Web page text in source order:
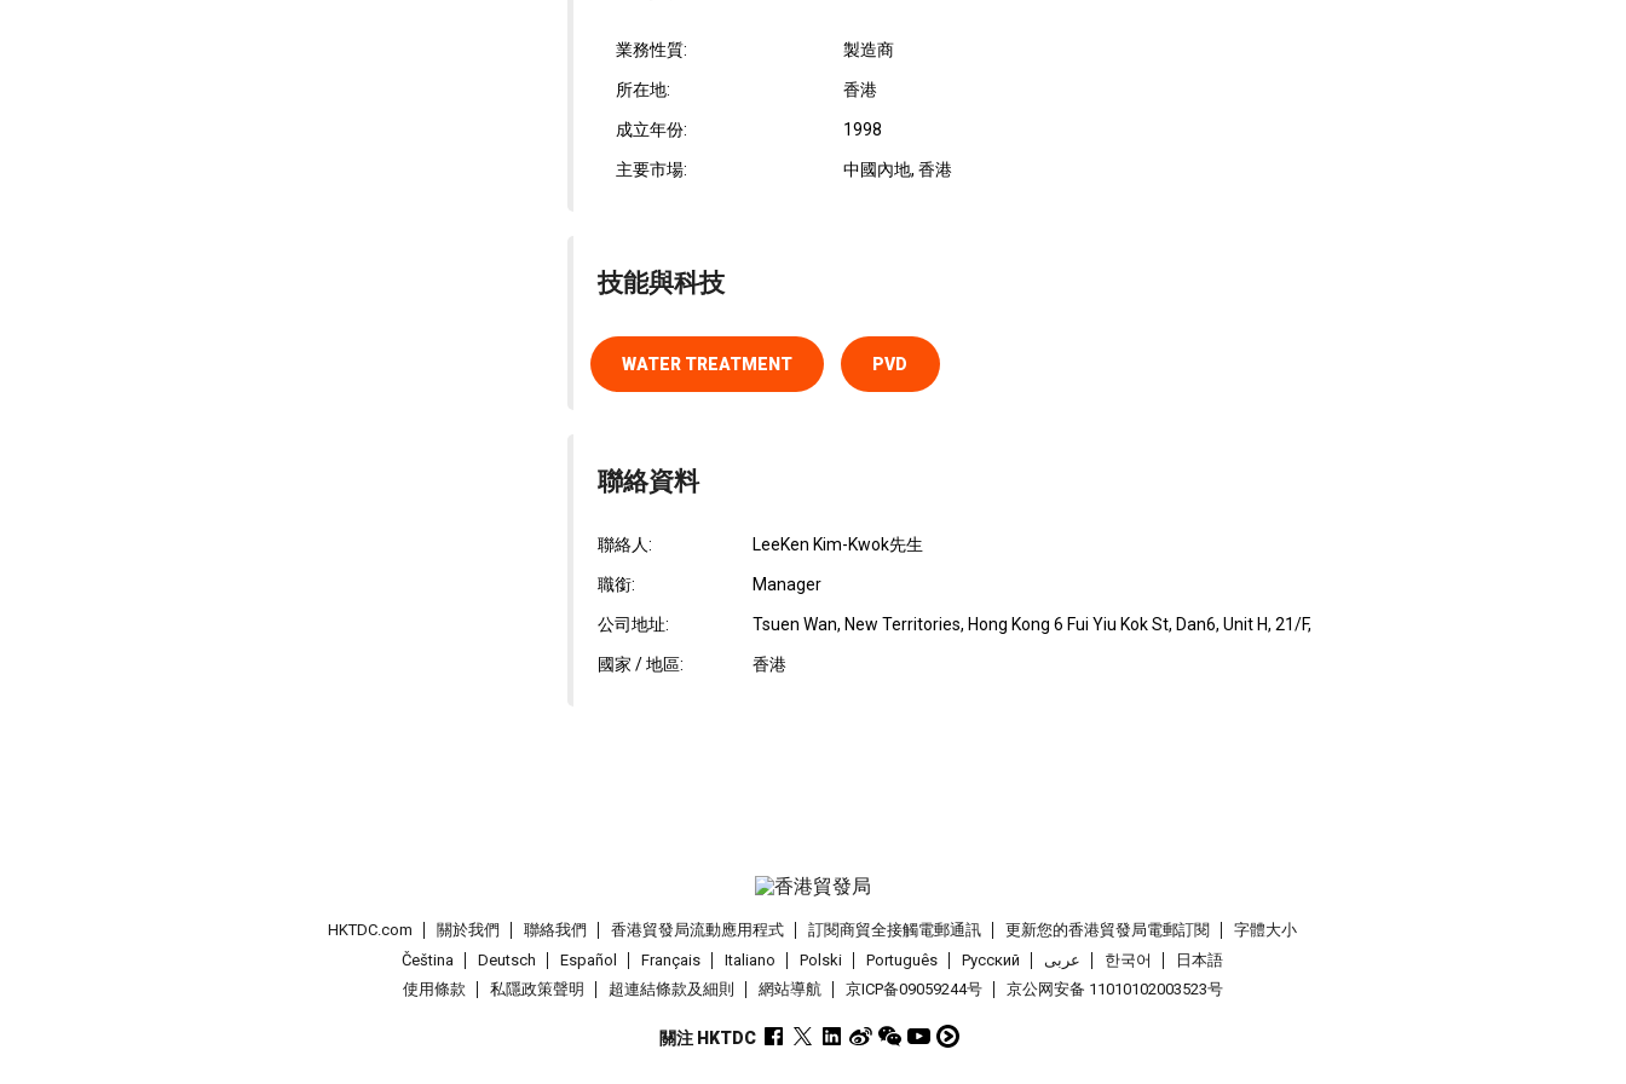
業務性質: 製造商
所在地: 香港
成立年份: 1998
主要市場: 中國內地, 香港
技能與科技
WATER TREATMENT PVD
聯絡資料
聯絡人: LeeKen Kim-Kwok先生
職銜: Manager
公司地址: Tsuen Wan, New Territories, Hong Kong 6 Fui Yiu Kok St, Dan6, Unit H, 21/F,
國家 / 地區: 香港
HKTDC.com 關於我們 聯絡我們 香港貿發局流動應用程式 訂閱商貿全接觸電郵通訊 更新您的香港貿發局電郵訂閱
字體大小
Čeština
Deutsch Español Français Italiano Polski Português Pусский عربى 한국어
日本語
使用條款
私隱政策聲明 超連結條款及細則 網站導航 京ICP备09059244号 京公网安备 11010102003523号
關注 HKTDC